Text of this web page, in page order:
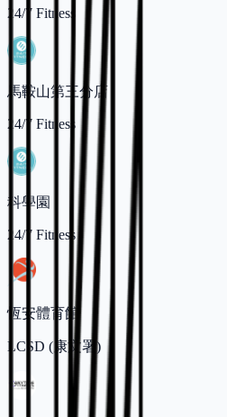
24/7 Fitness
馬鞍山第三分店
24/7 Fitness
科學園
24/7 Fitness
恆安體育館
LCSD (康文署)